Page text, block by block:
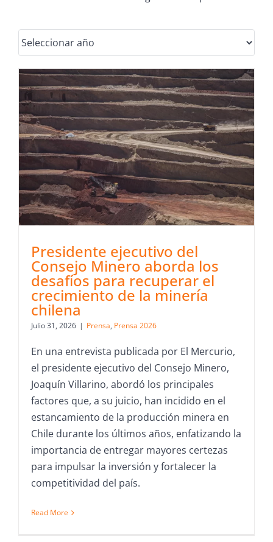
Presidente ejecutivo del
Consejo Minero aborda los
desafíos para recuperar el
crecimiento de la minería
chilena
Julio 31, 2026 | Prensa, Prensa 2026
En una entrevista publicada por El Mercurio,
el presidente ejecutivo del Consejo Minero,
Joaquín Villarino, abordó los principales
factores que, a su juicio, han incidido en el
estancamiento de la producción minera en
Chile durante los últimos años, enfatizando la
importancia de entregar mayores certezas
para impulsar la inversión y fortalecer la
competitividad del país.
Read More